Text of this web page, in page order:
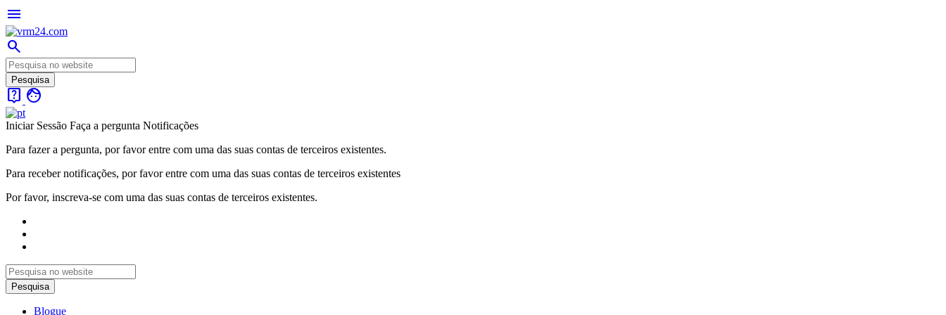
menu
search
live_help face
Iniciar Sessão Faça a pergunta Notificações
Para fazer a pergunta, por favor entre com uma das suas contas de terceiros existentes.
Para receber notificações, por favor entre com uma das suas contas de terceiros existentes
Por favor, inscreva-se com uma das suas contas de terceiros existentes.
Blogue